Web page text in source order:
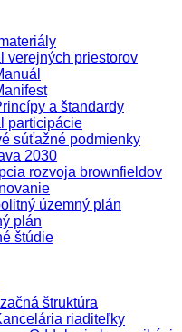
verejných priestorov
a štandardy
participácie
súťažné podmienky
2030
rozvoja brownfieldov
územný plán
plán
štúdie
štruktúra
riaditeľky